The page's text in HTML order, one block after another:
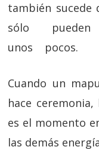
también
sólo
unos pocos.
Cuando un
hace
es el momento
las demás